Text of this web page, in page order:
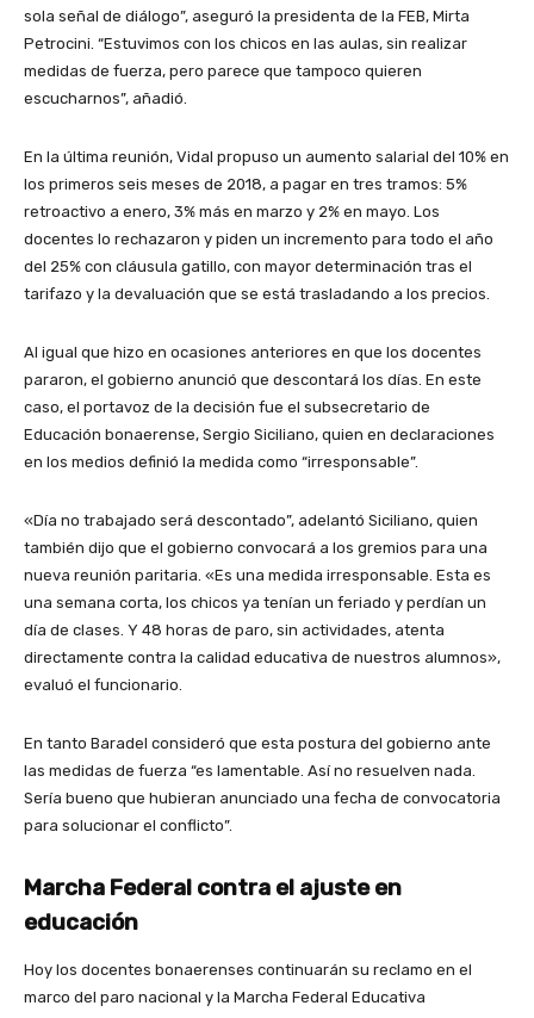
sola señal de diálogo”, aseguró la presidenta de la FEB, Mirta
Petrocini. “Estuvimos con los chicos en las aulas, sin realizar
medidas de fuerza, pero parece que tampoco quieren
escucharnos”, añadió.
En la última reunión, Vidal propuso un aumento salarial del 10% en
los primeros seis meses de 2018, a pagar en tres tramos: 5%
retroactivo a enero, 3% más en marzo y 2% en mayo. Los
docentes lo rechazaron y piden un incremento para todo el año
del 25% con cláusula gatillo, con mayor determinación tras el
tarifazo y la devaluación que se está trasladando a los precios.
Al igual que hizo en ocasiones anteriores en que los docentes
pararon, el gobierno anunció que descontará los días. En este
caso, el portavoz de la decisión fue el subsecretario de
Educación bonaerense, Sergio Siciliano, quien en declaraciones
en los medios definió la medida como “irresponsable”.
«Día no trabajado será descontado”, adelantó Siciliano, quien
también dijo que el gobierno convocará a los gremios para una
nueva reunión paritaria. «Es una medida irresponsable. Esta es
una semana corta, los chicos ya tenían un feriado y perdían un
día de clases. Y 48 horas de paro, sin actividades, atenta
directamente contra la calidad educativa de nuestros alumnos»,
evaluó el funcionario.
En tanto Baradel consideró que esta postura del gobierno ante
las medidas de fuerza “es lamentable. Así no resuelven nada.
Sería bueno que hubieran anunciado una fecha de convocatoria
para solucionar el conflicto”.
Marcha Federal contra el ajuste en
educación
Hoy los docentes bonaerenses continuarán su reclamo en el
marco del paro nacional y la Marcha Federal Educativa